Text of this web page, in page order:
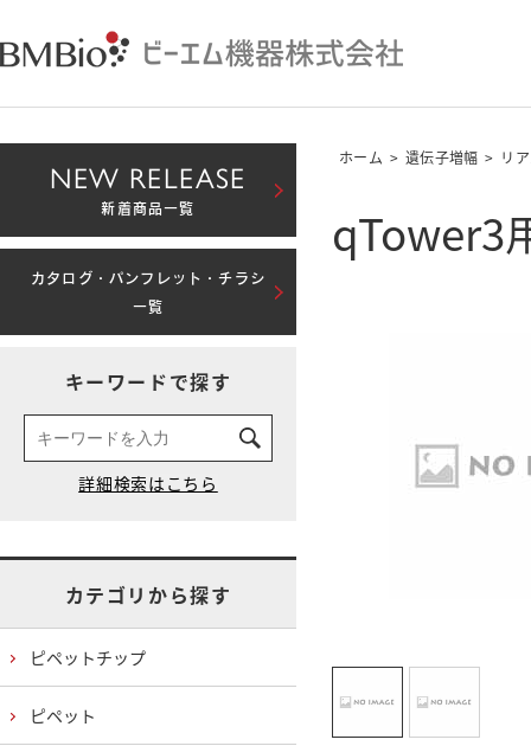
ホーム > 遺伝子増幅 > リ
qTower3
NEW RELEASE
新着商品一覧
カタログ・パンフレット・チラシ
一覧
キーワードで探す
カテゴリから探す
ピペットチップ
ピペット